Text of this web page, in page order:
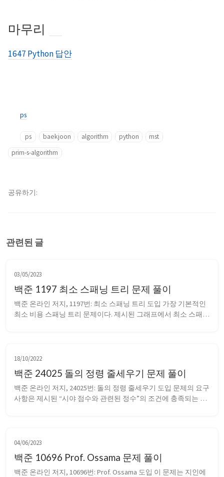
마무리
1647 Python 답안
ps
ps baekjoon algorithm python
mst
prim-s-algorithm
공유하기
관련된 글
03/05/2023
백준 1197 최소 스패닝 트리 문제 풀이
백준 온라인 저지, 1197번: 최소 스패닝 트리 도입 가장 기본적인
최소 비용 스패닝 트리 문제이다. 제시된 그래프에서 최소 스패
정보를 정렬. 가...
18/10/2022
백준 24025 돌의 정령 줄세우기 문제 풀이
백준 온라인 저지, 24025번: 돌의 정령 줄세우기 도입 문제의 요구
사항은 제시된 “시야 점수와 관련된 정수”의 조건에 충족되는 배
j −i
양수는 ...
04/06/2023
백준 10696 Prof. Ossama 문제 풀이
백준 온라인 저지, 10696번: Prof. Ossama 도입 이 문제는 지인에